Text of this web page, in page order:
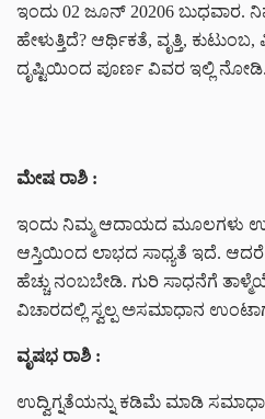
ಇಂದು 02 ಜೂನ್ 20206 ಬುಧವಾರ.
ಹೇಳುತ್ತಿದೆ? ಆರ್ಥಿಕತೆ, ವೃತ್ತಿ,
ದೃಷ್ಟಿಯಿಂದ ಪೂರ್ಣ ವಿವರ ಇಲ್ಲಿ ನೋಡಿ.
ಮೇಷ ರಾಶಿ :
ಇಂದು ನಿಮ್ಮ ಆದಾಯದ ಮೂಲಗಳು
ಆಸ್ತಿಯಿಂದ ಲಾಭದ ಸಾಧ್ಯತೆ ಇದೆ.
ಹೆಚ್ಚು ನಂಬಬೇಡಿ. ಗುರಿ ಸಾಧನೆಗೆ
ವಿಚಾರದಲ್ಲಿ ಸ್ವಲ್ಪ ಅಸಮಾಧಾನ
ವೃಷಭ ರಾಶಿ :
ಉದ್ವಿಗ್ನತೆಯನ್ನು ಕಡಿಮೆ ಮಾಡಿ